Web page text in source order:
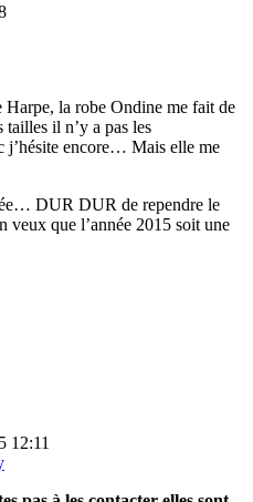
Harpe, la robe Ondine me fait de
il n’y a pas les
j’hésite encore… Mais elle me
DUR DUR de rependre le
veux que l’année 2015 soit une
12:11